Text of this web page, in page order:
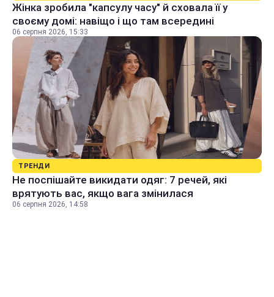
Жінка зробила "капсулу часу" й сховала її у
своєму домі: навіщо і що там всередині
06 серпня 2026, 15:33
ТРЕНДИ
Не поспішайте викидати одяг: 7 речей, які
врятують вас, якщо вага змінилася
06 серпня 2026, 14:58